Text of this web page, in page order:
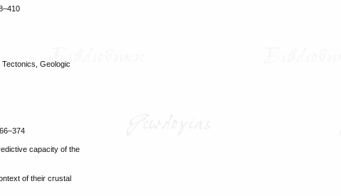
Geologic
capacity of the
of their crustal